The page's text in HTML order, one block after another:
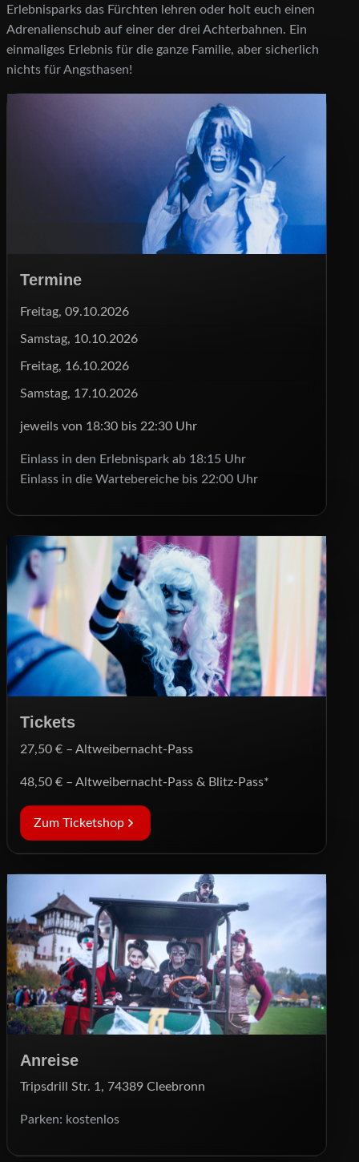
Erlebnisparks das Fürchten lehren oder holt euch einen
Adrenalienschub auf einer der drei Achterbahnen. Ein
einmaliges Erlebnis für die ganze Familie, aber sicherlich
nichts für Angsthasen!
Termine
Freitag, 09.10.2026
Samstag, 10.10.2026
Freitag, 16.10.2026
Samstag, 17.10.2026
jeweils von 18:30 bis 22:30 Uhr
Einlass in den Erlebnispark ab 18:15 Uhr
Einlass in die Wartebereiche bis 22:00 Uhr
Tickets
27,50 € – Altweibernacht-Pass
48,50 € – Altweibernacht-Pass & Blitz-Pass*
Zum Ticketshop
Anreise
Tripsdrill Str. 1, 74389 Cleebronn
Parken: kostenlos